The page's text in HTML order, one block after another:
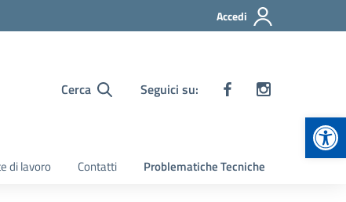
Accedi
Cerca Seguici su:
di lavoro Contatti Problematiche Tecniche